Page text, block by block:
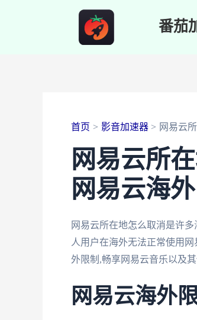
番茄
首页 影音加速器 网易云
网易云所
网易云海
网易云所在地怎么取消是许
人用户在海外无法正常使用
外限制,畅享网易云音乐以及
网易云海外